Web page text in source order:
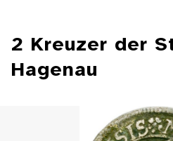
2 Kreuzer der
Hagenau